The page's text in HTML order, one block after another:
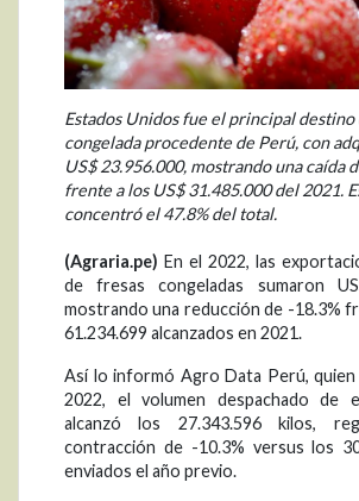
Estados Unidos fue el principal destino
congelada procedente de Perú, con
US$ 23.956.000, mostrando una caída
frente a los US$ 31.485.000 del 2021.
concentró el 47.8% del total.
(Agraria.pe) En el 2022, las
de fresas congeladas sumaron
mostrando una reducción de -18.3%
61.234.699 alcanzados en 2021.
Así lo informó Agro Data Perú, quien
2022, el volumen despachado de
alcanzó los 27.343.596 kilos,
contracción de -10.3% versus los
enviados el año previo.